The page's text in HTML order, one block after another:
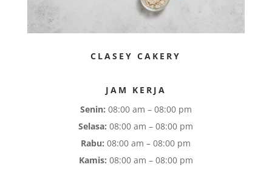
CLASEY CAKERY
JAM KERJA
Senin: 08:00 am – 08:00 pm
Selasa: 08:00 am – 08:00 pm
Rabu: 08:00 am – 08:00 pm
Kamis: 08:00 am – 08:00 pm